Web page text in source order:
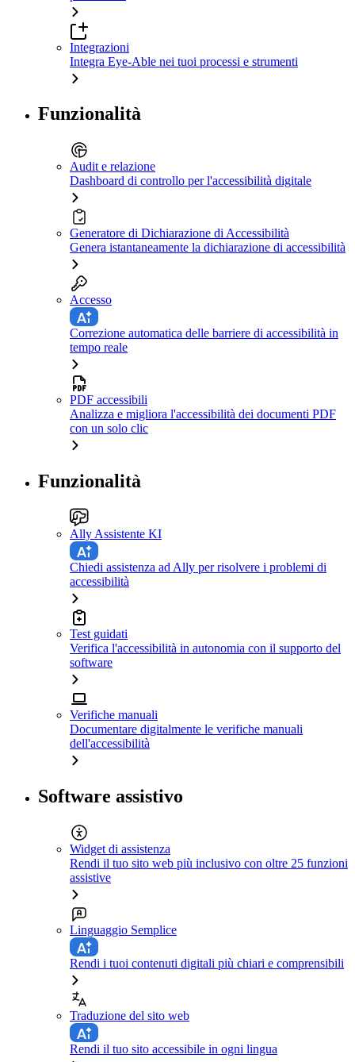
Integrazioni
Integra Eye-Able nei tuoi processi e strumenti
Funzionalità
Audit e relazione
Dashboard di controllo per l'accessibilità digitale
Generatore di Dichiarazione di Accessibilità
Genera istantaneamente la dichiarazione di accessibilità
Accesso
Correzione automatica delle barriere di accessibilità in
tempo reale
PDF accessibili
Analizza e migliora l'accessibilità dei documenti PDF
con un solo clic
Funzionalità
Ally Assistente KI
Chiedi assistenza ad Ally per risolvere i problemi di
accessibilità
Test guidati
Verifica l'accessibilità in autonomia con il supporto del
software
Verifiche manuali
Documentare digitalmente le verifiche manuali
dell'accessibilità
Software assistivo
Widget di assistenza
Rendi il tuo sito web più inclusivo con oltre 25 funzioni
assistive
Linguaggio Semplice
Rendi i tuoi contenuti digitali più chiari e comprensibili
Traduzione del sito web
Rendi il tuo sito accessibile in ogni lingua